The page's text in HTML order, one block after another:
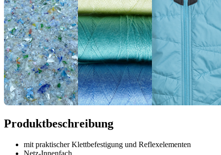
Produktbeschreibung
mit praktischer Klettbefestigung und Reflexelementen